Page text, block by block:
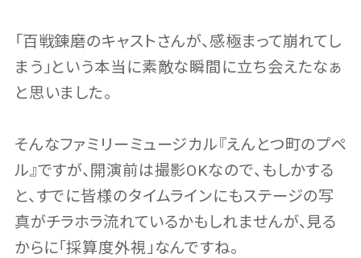
「百戦錬磨のキャストさんが、感極まって崩れてし
まう」という本当に素敵な瞬間に立ち会えたなぁ
と思いました。
そんなファミリーミュージカル『えんとつ町のプペ
ル』ですが、開演前は撮影OKなので、もしかする
と、すでに皆様のタイムラインにもステージの写
真がチラホラ流れているかもしれませんが、見る
からに「採算度外視」なんですね。